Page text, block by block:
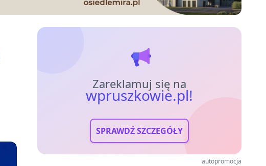
Zareklamuj się na
wpruszkowie.pl!
SPRAWDŹ SZCZEGÓŁY
autopromocja